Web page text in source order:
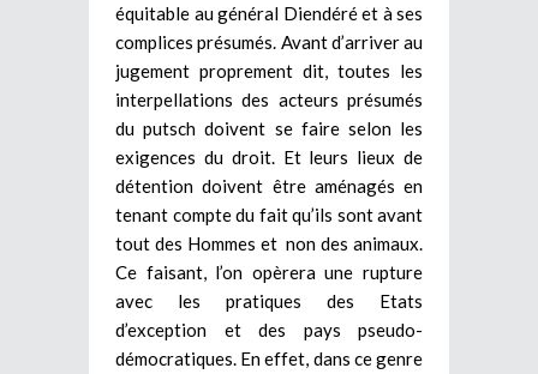
équitable au général Diendéré et à ses
complices présumés. Avant d’arriver au
jugement proprement dit, toutes les
interpellations des acteurs présumés
du putsch doivent se faire selon les
exigences du droit. Et leurs lieux de
détention doivent être aménagés en
tenant compte du fait qu’ils sont avant
tout des Hommes et non des animaux.
Ce faisant, l’on opèrera une rupture
avec les pratiques des Etats
d’exception et des pays pseudo-
démocratiques. En effet, dans ce genre